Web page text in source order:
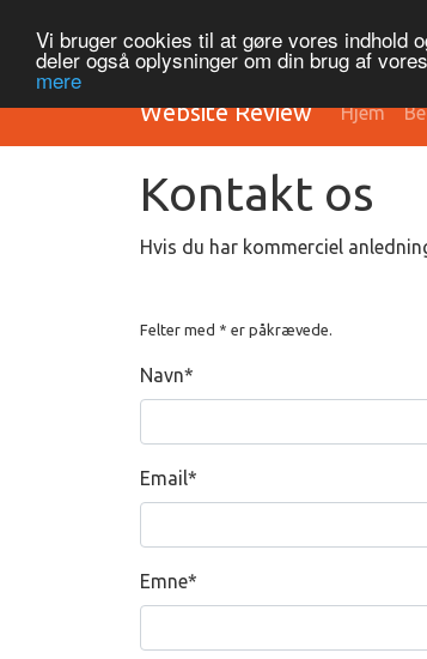
Vi bruger cookies til at gøre vores indhold
deler også oplysninger om din brug af
mere
Website Review Hjem
Kontakt os
Hvis du har kommerciel
Felter med * er påkrævede.
Navn*
Email*
Emne*